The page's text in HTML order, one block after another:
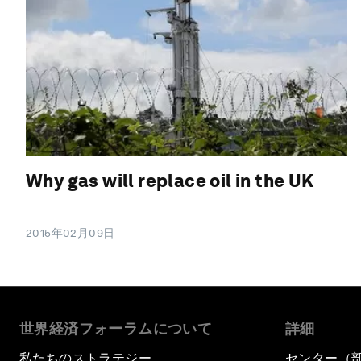
Why gas will replace oil in the UK
2015年02月09日
世界経済フォーラムについて 詳細